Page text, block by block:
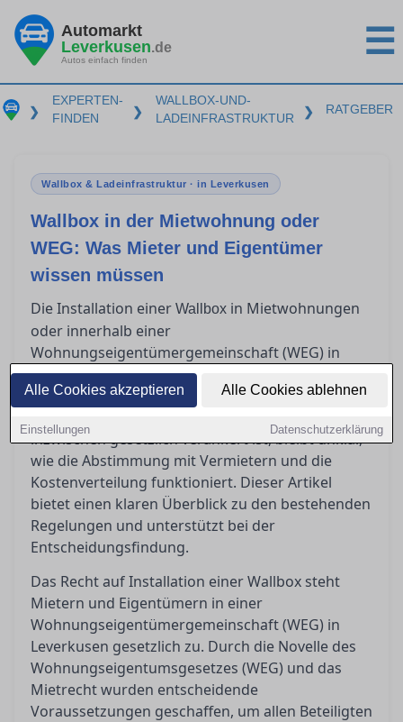
Alle Cookies akzeptieren Alle Cookies ablehnen
Einstellungen Datenschutzerklärung
Automarkt
Leverkusen.de
Autos einfach finden ☰
❯
EXPERTEN-
FINDEN
❯
WALLBOX-UND-
LADEINFRASTRUKTUR
❯ RATGEBER
Wallbox & Ladeinfrastruktur · in Leverkusen
Wallbox in der Mietwohnung oder
WEG: Was Mieter und Eigentümer
wissen müssen
Die Installation einer Wallbox in Mietwohnungen
oder innerhalb einer
Wohnungseigentümergemeinschaft (WEG) in
Leverkusen wirft viele rechtliche und technische
Fragen für Mieter und Eigentümer auf. Während
inzwischen gesetzlich verankert ist, bleibt unklar,
wie die Abstimmung mit Vermietern und die
Kostenverteilung funktioniert. Dieser Artikel
bietet einen klaren Überblick zu den bestehenden
Regelungen und unterstützt bei der
Entscheidungsfindung.
Das Recht auf Installation einer Wallbox steht
Mietern und Eigentümern in einer
Wohnungseigentümergemeinschaft (WEG) in
Leverkusen gesetzlich zu. Durch die Novelle des
Wohnungseigentumsgesetzes (WEG) und das
Mietrecht wurden entscheidende
Voraussetzungen geschaffen, um allen Beteiligten